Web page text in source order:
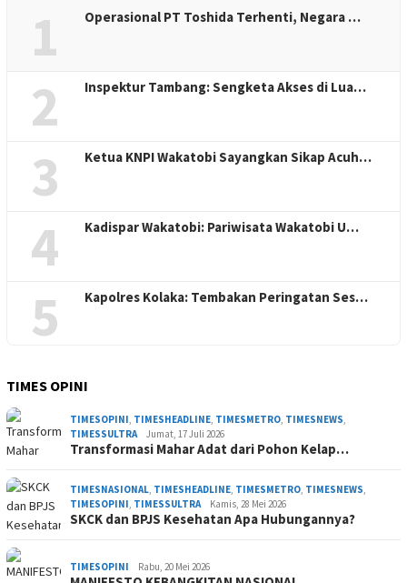
1 Operasional PT Toshida Terhenti, Negara …
2 Inspektur Tambang: Sengketa Akses di Lua…
3 Ketua KNPI Wakatobi Sayangkan Sikap Acuh…
4 Kadispar Wakatobi: Pariwisata Wakatobi U…
5 Kapolres Kolaka: Tembakan Peringatan Ses…
TIMES OPINI
TIMESOPINI, TIMESHEADLINE, TIMESMETRO, TIMESNEWS,
TIMESSULTRA
Jumat, 17 Juli 2026
Transformasi Mahar Adat dari Pohon Kelap…
TIMESNASIONAL, TIMESHEADLINE, TIMESMETRO, TIMESNEWS,
TIMESOPINI, TIMESSULTRA Kamis, 28 Mei 2026
SKCK dan BPJS Kesehatan Apa Hubungannya?
TIMESOPINI Rabu, 20 Mei 2026